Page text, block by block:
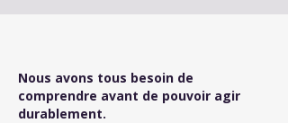
Nous avons tous besoin de
comprendre avant de pouvoir agir
durablement.